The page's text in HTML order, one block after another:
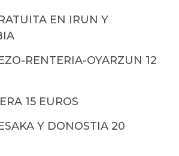
EN IRUN Y
RENTERIA-OYARZUN 12
15 EUROS
Y DONOSTIA 20